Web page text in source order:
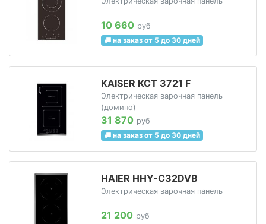
10 660 руб
на заказ от 5 до 30 дней
KAISER KCT 3721 F
Электрическая варочная панель
(домино)
31 870 руб
на заказ от 5 до 30 дней
HAIER HHY-C32DVB
Электрическая варочная панель
21 200 руб